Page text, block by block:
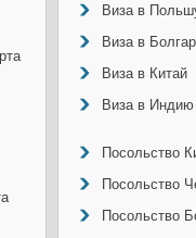
Виза в
Виза в
Виза в Китай
Виза в Индию
Посольство
Посольство
Посольство